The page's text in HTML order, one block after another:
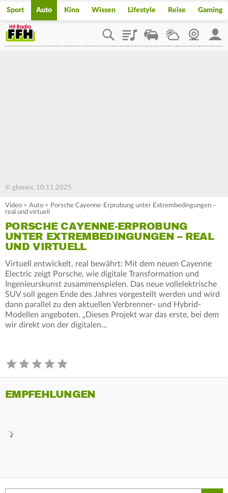
Sport Auto Kino Wissen Lifestyle Reise Gaming
PlaylistStaupilotWetterWebcam
© glomex, 10.11.2025
Video > Auto > Porsche Cayenne-Erprobung unter Extrembedingungen –
real und virtuell
PORSCHE CAYENNE-ERPROBUNG
UNTER EXTREMBEDINGUNGEN – REAL
UND VIRTUELL
Virtuell entwickelt, real bewährt: Mit dem neuen Cayenne
Electric zeigt Porsche, wie digitale Transformation und
Ingenieurskunst zusammenspielen. Das neue vollelektrische
SUV soll gegen Ende des Jahres vorgestellt werden und wird
dann parallel zu den aktuellen Verbrenner- und Hybrid-
Modellen angeboten. „Dieses Projekt war das erste, bei dem
wir direkt von der digitalen…
EMPFEHLUNGEN